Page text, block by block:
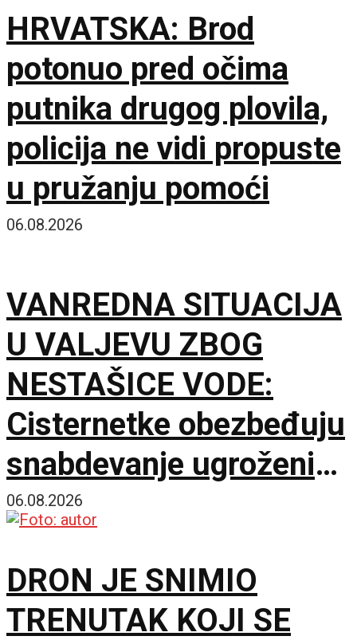
HRVATSKA: Brod
potonuo pred očima
putnika drugog plovila,
policija ne vidi propuste
u pružanju pomoći
06.08.2026
VANREDNA SITUACIJA
U VALJEVU ZBOG
NESTAŠICE VODE:
Cisternetke obezbeđuju
snabdevanje ugroženih
naselja
06.08.2026
DRON JE SNIMIO
TRENUTAK KOJI SE